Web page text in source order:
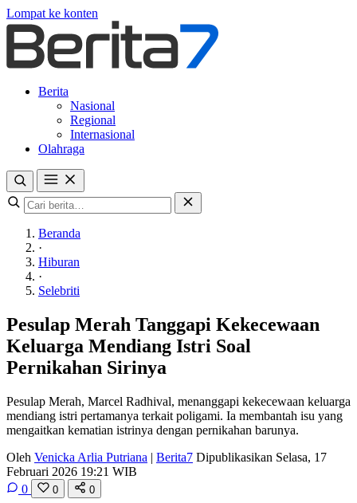
Lompat ke konten
Berita
Nasional
Regional
Internasional
Olahraga
Beranda
·
Hiburan
·
Selebriti
Pesulap Merah Tanggapi Kekecewaan
Keluarga Mendiang Istri Soal
Pernikahan Sirinya
Pesulap Merah, Marcel Radhival, menanggapi kekecewaan keluarga
mendiang istri pertamanya terkait poligami. Ia membantah isu yang
mengaitkan kematian istrinya dengan pernikahan barunya.
Oleh Venicka Arlia Putriana | Berita7 Dipublikasikan Selasa, 17
Februari 2026 19:21 WIB
0
0 0